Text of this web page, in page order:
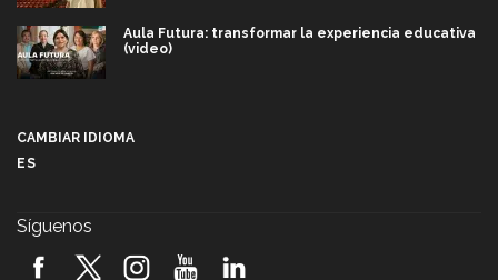
Aula Futura: transformar la experiencia educativa
(video)
2026! (video)
CAMBIAR IDIOMA
ES
Síguenos